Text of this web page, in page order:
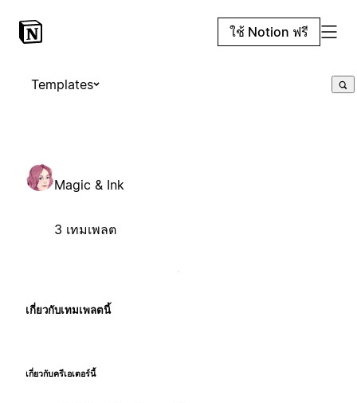
ใช้ Notion ฟรี
Templates
Magic & Ink
3 เทมเพลต
เกี่ยวกับเทมเพลตนี้
เกี่ยวกับครีเอเตอร์นี้